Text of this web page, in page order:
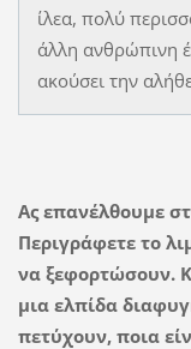
ίλεα, πολύ
άλλη ανθρώπινη
ακούσει την
Ας επανέλθουμε
Περιγράφετε το
να ξεφορτώσουν.
μια ελπίδα
πετύχουν, ποια